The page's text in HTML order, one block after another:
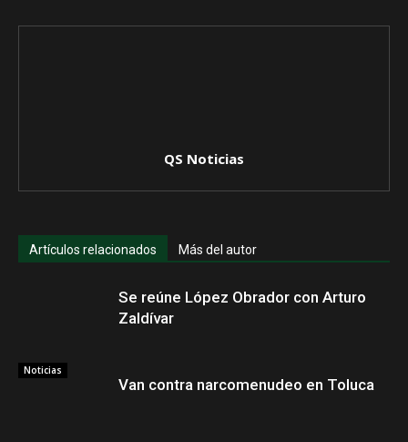
QS Noticias
Artículos relacionados Más del autor
Noticias
Se reúne López Obrador con Arturo
Zaldívar
Van contra narcomenudeo en Toluca